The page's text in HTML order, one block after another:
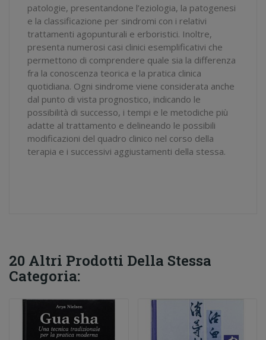
patologie, presentandone l’eziologia, la patogenesi
e la classificazione per sindromi con i relativi
trattamenti agopunturali e erboristici. Inoltre,
presenta numerosi casi clinici esemplificativi che
permettono di comprendere quale sia la differenza
fra la conoscenza teorica e la pratica clinica
quotidiana. Ogni sindrome viene considerata anche
dal punto di vista prognostico, indicando le
possibilità di successo, i tempi e le metodiche più
adatte al trattamento e delineando le possibili
modificazioni del quadro clinico nel corso della
terapia e i successivi aggiustamenti della stessa.
20 Altri Prodotti Della Stessa
Categoria: